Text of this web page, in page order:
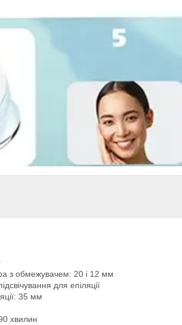
з обмежувачем: 20 і 12 мм
для епіляції
35 мм
хвилин